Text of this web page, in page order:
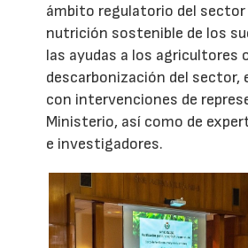
ámbito regulatorio del sector
nutrición sostenible de los
las ayudas a los agricultores
descarbonización del sector,
con intervenciones de
Ministerio, así como de
e investigadores.